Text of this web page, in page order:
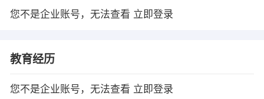
您不是企业账号，无法查看 立即登录
教育经历
您不是企业账号，无法查看 立即登录